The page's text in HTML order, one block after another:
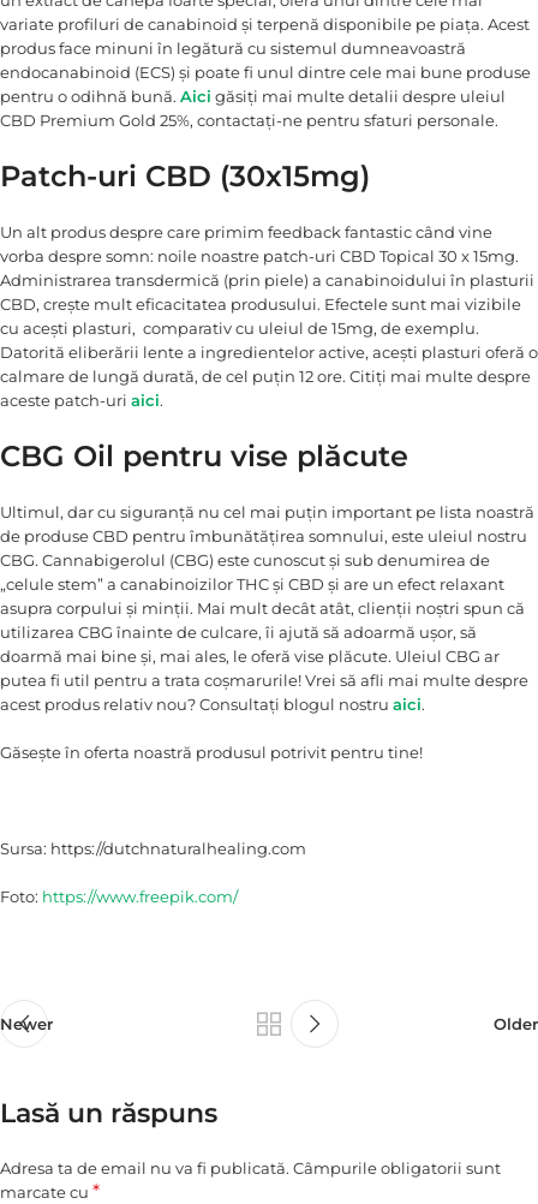
variate profiluri de canabinoid și terpenă disponibile pe piața. Acest
produs face minuni în legătură cu sistemul dumneavoastră
endocanabinoid (ECS) și poate fi unul dintre cele mai bune produse
pentru o odihnă bună. Aici găsiți mai multe detalii despre uleiul
CBD Premium Gold 25%, contactați-ne pentru sfaturi personale.
Patch-uri CBD (30x15mg)
Un alt produs despre care primim feedback fantastic când vine
vorba despre somn: noile noastre patch-uri CBD Topical 30 x 15mg.
Administrarea transdermică (prin piele) a canabinoidului în plasturii
CBD, crește mult eficacitatea produsului. Efectele sunt mai vizibile
cu acești plasturi, comparativ cu uleiul de 15mg, de exemplu.
Datorită eliberării lente a ingredientelor active, acești plasturi oferă o
calmare de lungă durată, de cel puțin 12 ore. Citiți mai multe despre
aceste patch-uri aici.
CBG Oil pentru vise plăcute
Ultimul, dar cu siguranță nu cel mai puțin important pe lista noastră
de produse CBD pentru îmbunătățirea somnului, este uleiul nostru
CBG. Cannabigerolul (CBG) este cunoscut și sub denumirea de
„celule stem” a canabinoizilor THC și CBD și are un efect relaxant
asupra corpului și minții. Mai mult decât atât, clienții noștri spun că
utilizarea CBG înainte de culcare, îi ajută să adoarmă ușor, să
doarmă mai bine și, mai ales, le oferă vise plăcute. Uleiul CBG ar
putea fi util pentru a trata coșmarurile! Vrei să afli mai multe despre
acest produs relativ nou? Consultați blogul nostru aici.
Găsește în oferta noastră produsul potrivit pentru tine!
Sursa: https://dutchnaturalhealing.com
Foto: https://www.freepik.com/
Newer Older
Lasă un răspuns
Adresa ta de email nu va fi publicată. Câmpurile obligatorii sunt
marcate cu *